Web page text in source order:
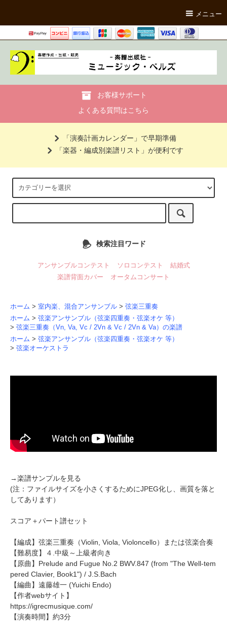
メニュー
お客様サポート
よくある質問はこちら
「演奏計画カレンダー」で早期準備
「楽器・編成別楽譜リスト」が便利です
検索注目ワード
アンサンブルコンテスト ソロコンテスト
結婚式
楽譜背面カバー
オータムコンサート
ホーム > 室内楽、混合アンサンブル > 弦楽三重奏
ホーム > 弦楽アンサンブル（弦楽四重奏・弦楽オケ 等）
> 弦楽三重奏（Vn, Va, Vc / 2Vn & Vc / 2Vn & Va）の楽譜
ホーム > 弦楽アンサンブル（弦楽四重奏・弦楽オケ 等）
> 弦楽オーケストラ
→楽譜サンプルを見る
(注：ファイルサイズを小さくするためにJPEG化し、画質を落と
してあります）
スコア＋パート譜セット
【編成】 弦楽三重奏 （Violin, Viola, Violoncello）または弦楽合奏
【難易度】４.中級～上級者向き
【原曲】Prelude and Fugue No.2 BWV.847 (from "The Well-tem
pered Clavier, Book1") / J.S.Bach
【編曲】 遠藤雄一 (Yuichi Endo)
【作者webサイト】
https://igrecmusique.com/
【演奏時間】約3分